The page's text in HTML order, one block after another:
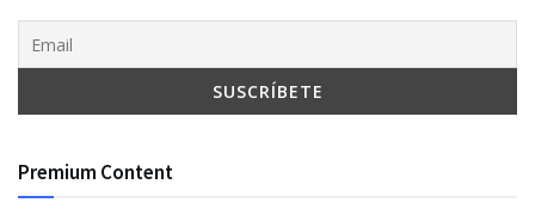
Premium Content